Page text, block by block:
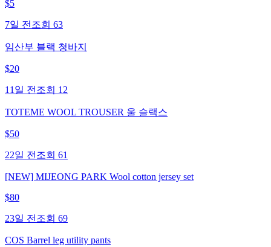
$5
7일 전 조회 63
임산부 블랙 청바지
$20
11일 전 조회 12
TOTEME WOOL TROUSER 울 슬랙스
$50
22일 전 조회 61
[NEW] MIJEONG PARK Wool cotton jersey set
$80
23일 전 조회 69
COS Barrel leg utility pants